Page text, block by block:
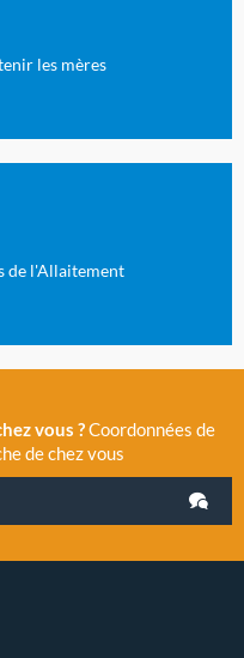
les mères
de l'Allaitement
l’Allaitement, un
LLL France.
vous ?Coordonnées de
de chez vous